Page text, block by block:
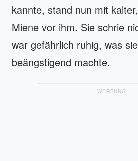
kannte, stand nun mit
Miene vor ihm. Sie schrie
war gefährlich ruhig, was
beängstigend machte.
WERBUNG